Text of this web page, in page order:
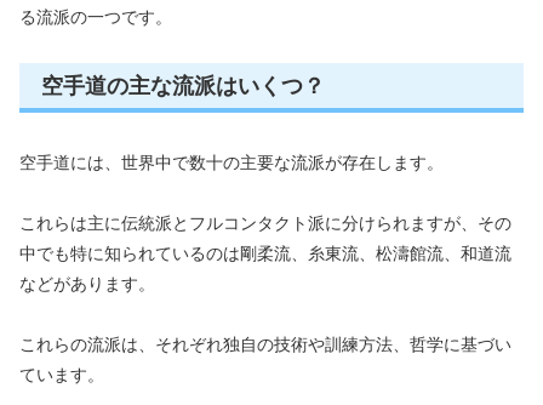
る流派の一つです。
空手道の主な流派はいくつ？
空手道には、世界中で数十の主要な流派が存在します。
これらは主に伝統派とフルコンタクト派に分けられますが、その
中でも特に知られているのは剛柔流、糸東流、松濤館流、和道流
などがあります。
これらの流派は、それぞれ独自の技術や訓練方法、哲学に基づい
ています。